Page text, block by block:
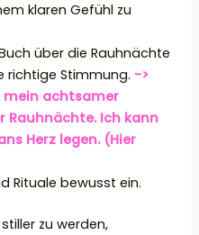
klaren Gefühl zu
über die Rauhnächte
richtige Stimmung. ->
mein achtsamer
Rauhnächte. Ich kann
Herz legen. (Hier
Rituale bewusst ein.
zu werden,